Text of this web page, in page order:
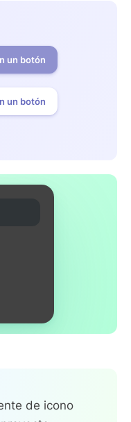
un botón
un botón
de icono